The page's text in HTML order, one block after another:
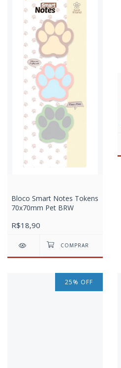
Bloco Smart Notes Tokens
70x70mm Pet BRW
R$18,90
25% OFF